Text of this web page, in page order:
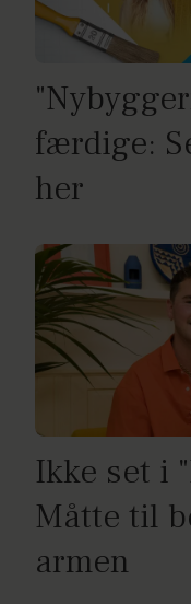
færdige:
her
Ikke set i
Måtte til
armen